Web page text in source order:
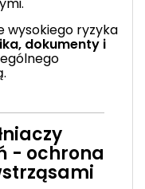
wysokiego ryzyka
dokumenty i
- ochrona